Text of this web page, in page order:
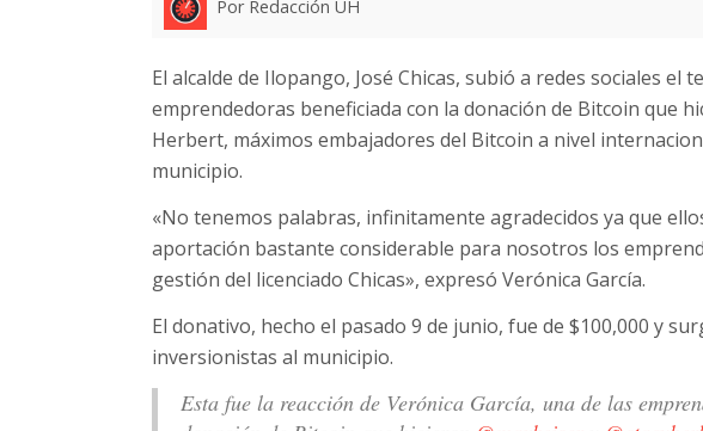
Por Redacción UH
El alcalde de Ilopango, José Chicas, subió a redes sociales el
emprendedoras beneficiada con la donación de Bitcoin que
Herbert, máximos embajadores del Bitcoin a nivel
municipio.
«No tenemos palabras, infinitamente agradecidos ya que
aportación bastante considerable para nosotros los
gestión del licenciado Chicas», expresó Verónica García.
El donativo, hecho el pasado 9 de junio, fue de $100,000 y
inversionistas al municipio.
Esta fue la reacción de Verónica García, una de las